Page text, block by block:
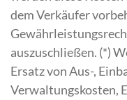
dem Verkäufer
auszuschließen. (*)
Ersatz von Aus-,
Verwaltungskosten,